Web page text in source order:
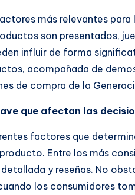
más relevantes
son presentados,
influir de forma
acompañada de
de compra de la
que afectan las
factores que
Entre los más
y reseñas. No
los consumidores